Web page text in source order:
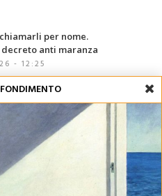
per nome.
decreto anti maranza
- 12:25
- 07:00
anni
che abbiamo davanti
- 06:02